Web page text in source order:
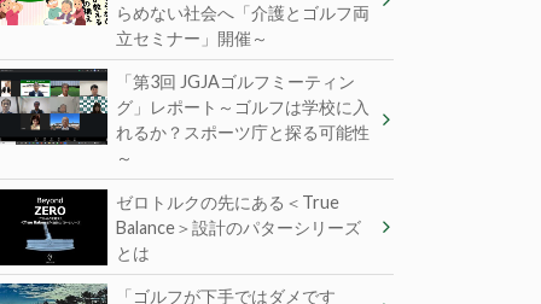
らめない社会へ「介護とゴルフ両
立セミナー」開催～
「第3回 JGJAゴルフミーティン
グ」レポート～ゴルフは学校に入
れるか？スポーツ庁と探る可能性
～
ゼロトルクの先にある＜True
Balance＞設計のパターシリーズ
とは
「ゴルフが下手ではダメです